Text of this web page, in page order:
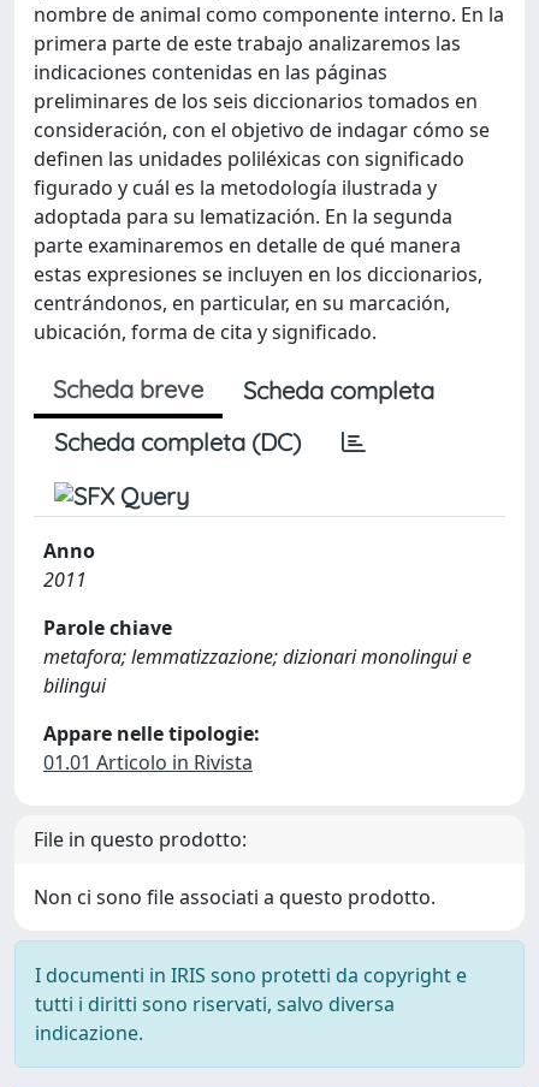
nombre de animal como componente interno. En la
primera parte de este trabajo analizaremos las
indicaciones contenidas en las páginas
preliminares de los seis diccionarios tomados en
consideración, con el objetivo de indagar cómo se
definen las unidades poliléxicas con significado
figurado y cuál es la metodología ilustrada y
adoptada para su lematización. En la segunda
parte examinaremos en detalle de qué manera
estas expresiones se incluyen en los diccionarios,
centrándonos, en particular, en su marcación,
ubicación, forma de cita y significado.
Scheda breve
Scheda completa
Scheda completa (DC)
Anno
2011
Parole chiave
metafora; lemmatizzazione; dizionari monolingui e
bilingui
Appare nelle tipologie:
01.01 Articolo in Rivista
File in questo prodotto:
Non ci sono file associati a questo prodotto.
I documenti in IRIS sono protetti da copyright e
tutti i diritti sono riservati, salvo diversa
indicazione.